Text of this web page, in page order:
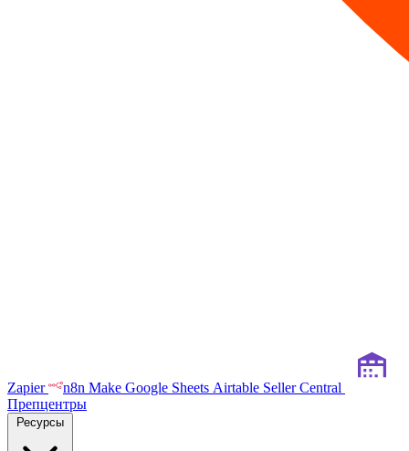
Zapier n8n Make Google Sheets Airtable Seller Central
Препцентры